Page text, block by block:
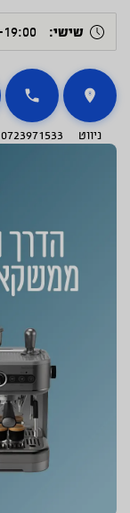
שישי: 19:00
ניווט 0723971533